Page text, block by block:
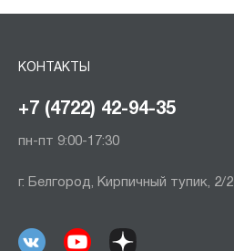
КОНТАКТЫ
+7 (4722) 42-94-35
пн-пт 9:00-17:30
г. Белгород, Кирпичный тупик, 2/2